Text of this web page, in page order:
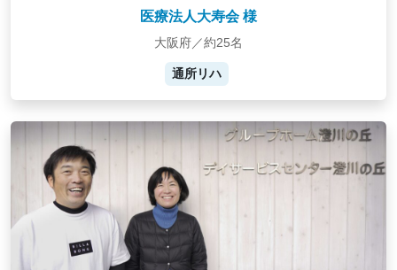
医療法人大寿会 様
大阪府／約25名
通所リハ